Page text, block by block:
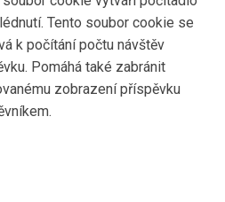
Tento soubor cookie se
k počítání počtu návštěv
Pomáhá také zabránit
zobrazení příspěvku